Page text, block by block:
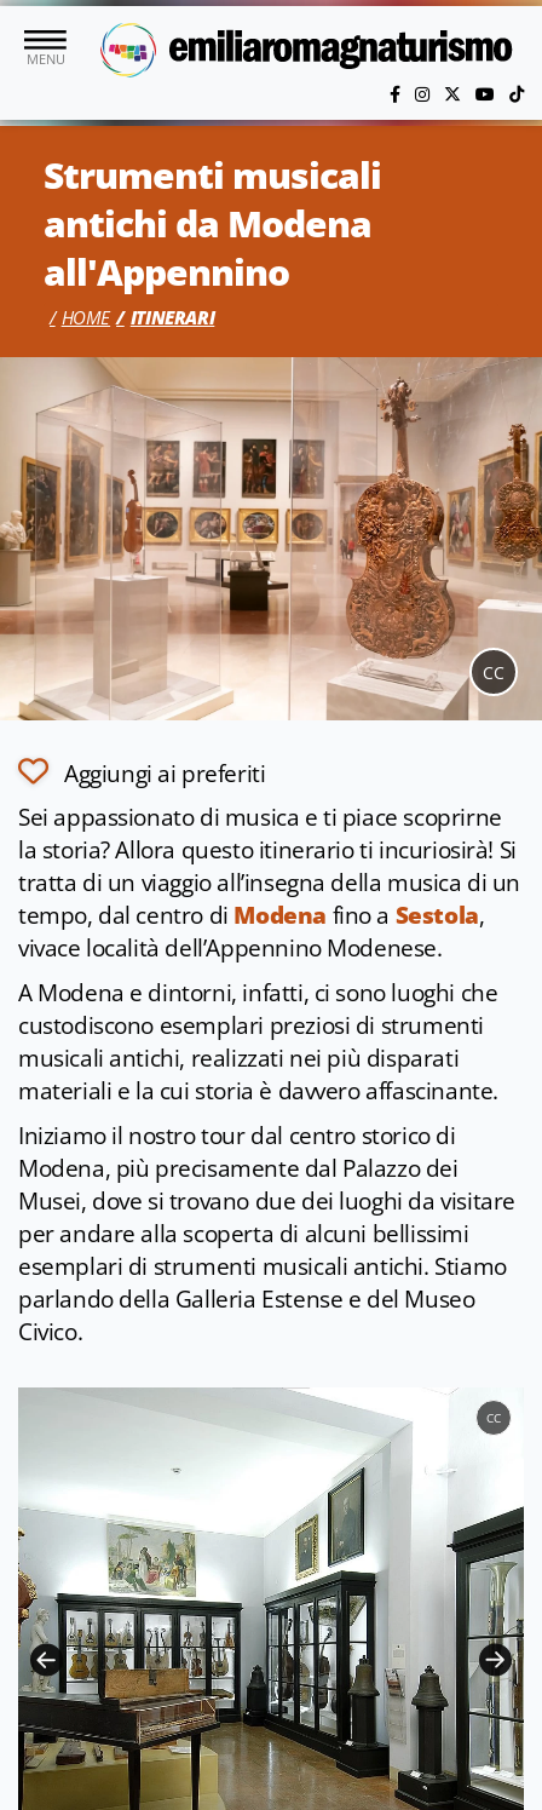
Vai al contenuto principale
MENU
Strumenti musicali
antichi da Modena
all'Appennino
HOME ITINERARI
CC
Aggiungi ai preferiti
Sei appassionato di musica e ti piace scoprirne
la storia? Allora questo itinerario ti incuriosirà! Si
tratta di un viaggio all’insegna della musica di un
tempo, dal centro di Modena fino a Sestola,
vivace località dell’Appennino Modenese.
A Modena e dintorni, infatti, ci sono luoghi che
custodiscono esemplari preziosi di strumenti
musicali antichi, realizzati nei più disparati
materiali e la cui storia è davvero affascinante.
Iniziamo il nostro tour dal centro storico di
Modena, più precisamente dal Palazzo dei
Musei, dove si trovano due dei luoghi da visitare
per andare alla scoperta di alcuni bellissimi
esemplari di strumenti musicali antichi. Stiamo
parlando della Galleria Estense e del Museo
Civico.
CC